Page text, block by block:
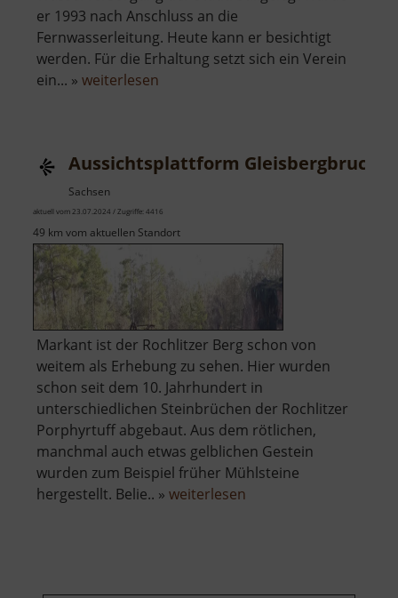
er 1993 nach Anschluss an die
Fernwasserleitung. Heute kann er besichtigt
werden. Für die Erhaltung setzt sich ein Verein
ein... » weiterlesen
Aussichtsplattform Gleisbergbruch
Sachsen
aktuell vom 23.07.2024 / Zugriffe: 4416
49 km vom aktuellen Standort
Markant ist der Rochlitzer Berg schon von
weitem als Erhebung zu sehen. Hier wurden
schon seit dem 10. Jahrhundert in
unterschiedlichen Steinbrüchen der Rochlitzer
Porphyrtuff abgebaut. Aus dem rötlichen,
manchmal auch etwas gelblichen Gestein
wurden zum Beispiel früher Mühlsteine
hergestellt. Belie.. » weiterlesen